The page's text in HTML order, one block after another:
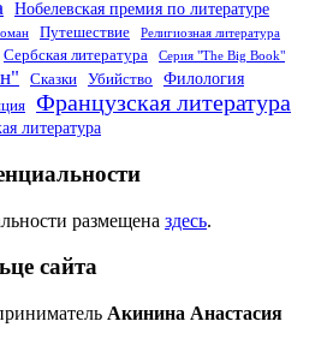
Нобелевская премия по литературе
Путешествие Религиозная литература
Сербская литература Серия "The Big Book"
Сказки Убийство
Филология
Французская литература
литература
размещена здесь.
сайта
Акинина Анастасия